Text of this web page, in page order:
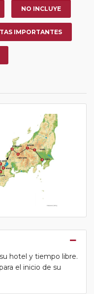
NO INCLUYE
IMPORTANTES
su hotel y tiempo libre.
el inicio de su